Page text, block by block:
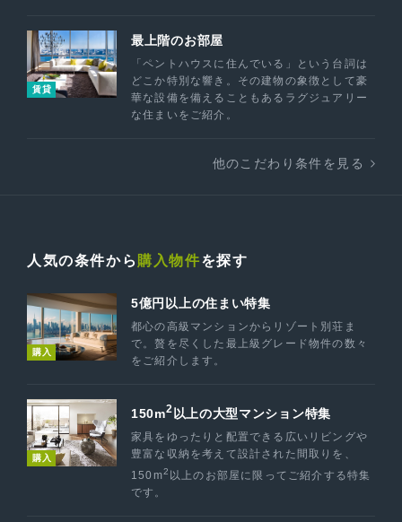
賃貸
最上階のお部屋
「ペントハウスに住んでいる」という台詞は
どこか特別な響き。その建物の象徴として豪
華な設備を備えることもあるラグジュアリー
な住まいをご紹介。
他のこだわり条件を見る
人気の条件から 購入物件を探す
購入
5億円以上の住まい特集
都心の高級マンションからリゾート別荘ま
で。贅を尽くした最上級グレード物件の数々
をご紹介します。
購入
150m2 以上の大型マンション特集
家具をゆったりと配置できる広いリビングや
豊富な収納を考えて設計された間取りを、
150m2 以上のお部屋に限ってご紹介する特集
です。